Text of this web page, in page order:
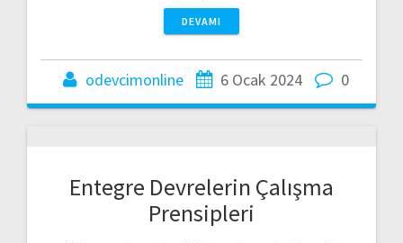
DEVAMI
odevcimonline 6 Ocak 2024 0
Entegre Devrelerin Çalışma
Prensipleri